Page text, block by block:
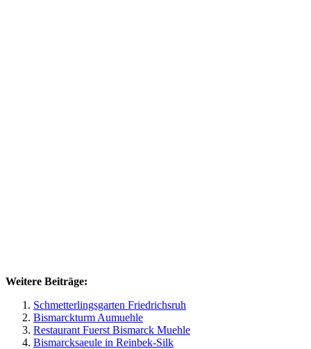
Weitere Beiträge:
Schmetterlingsgarten Friedrichsruh
Bismarckturm Aumuehle
Restaurant Fuerst Bismarck Muehle
Bismarcksaeule in Reinbek-Silk